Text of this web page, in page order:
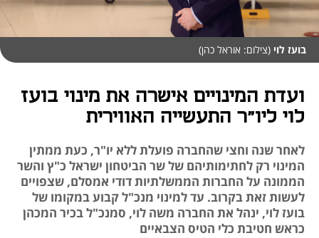
בועז לוי (צילום: אוראל כהן)
ועדת המינויים אישרה את מינוי בועז
לוי ליו"ר התעשייה האווירית
לאחר שנה וחצי שהחברה פועלת ללא יו"ר, כעת ממתין
המינוי רק לחתימותיהם של שר הביטחון ישראל כ"ץ והשר
הממונה על החברות הממשלתיות דודי אמסלם, שצפויים
לעשות זאת בקרוב. עד למינוי מנכ"ל קבוע במקומו של
בועז לוי, ינהל את החברה משה לוי, סמנכ"ל בכיר המכהן
כראש חטיבת כלי הטיס הצבאיים